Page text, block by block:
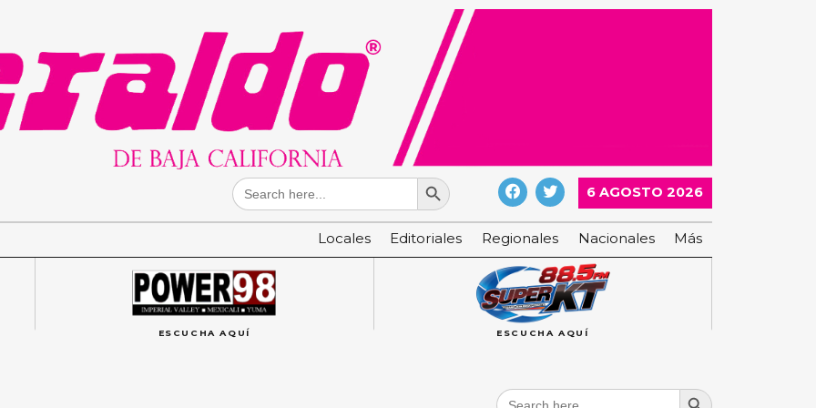
Search
for:
Search Button
6 AGOSTO 2026
Locales Editoriales Regionales Nacionales Más
ESCUCHA AQUÍ ESCUCHA AQUÍ
Search
Search Button